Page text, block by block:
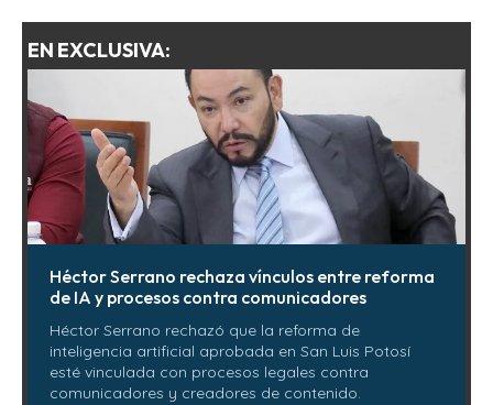
EN EXCLUSIVA:
Héctor Serrano rechaza vínculos entre reforma
de IA y procesos contra comunicadores
Héctor Serrano rechazó que la reforma de
inteligencia artificial aprobada en San Luis Potosí
esté vinculada con procesos legales contra
comunicadores y creadores de contenido.